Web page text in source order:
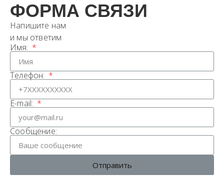
ФОРМА СВЯЗИ
Напишите нам
и мы ответим
Имя:
Телефон:
E-mail:
Сообщение:
Отправить